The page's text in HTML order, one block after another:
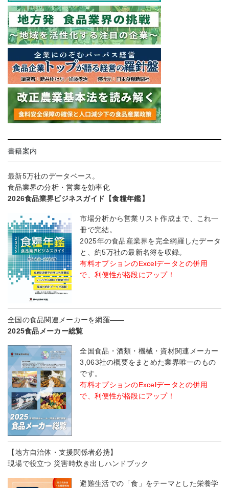
書籍案内
最新5万社のデータベース。
食品業界の分析・営業を効率化
2026食品業界ビジネスガイド【食糧年鑑】
市場分析から営業リスト作成まで、これ一
冊で完結。
2025年の食品産業界を完全網羅したデータ
と、約5万社の最新名簿を収録。
有料オプションのExcelデータとの併用
で、利便性が格段にアップ！
全国の食品関連メーカーを網羅――
2025食品メーカー総覧
全国食品・酒類・機械・資材関連メーカー
3,063社の概要をまとめた業界唯一のもの
です。
有料オプションのExcelデータとの併用
で、利便性が格段にアップ！
【地方自治体・支援関係者必携】
現場で役立つ 災害時炊き出しハンドブック
避難生活での「食」をテーマとした栄養学